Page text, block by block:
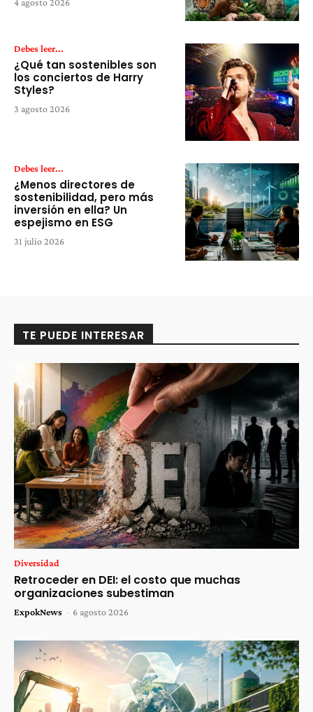
Debes leer...
¿Qué tan sostenibles son
los conciertos de Harry
Styles?
3 agosto 2026
Debes leer...
¿Menos directores de
sostenibilidad, pero más
inversión en ella? Un
espejismo en ESG
31 julio 2026
TE PUEDE INTERESAR
Diversidad
Retroceder en DEI: el costo que muchas
organizaciones subestiman
ExpokNews - 6 agosto 2026